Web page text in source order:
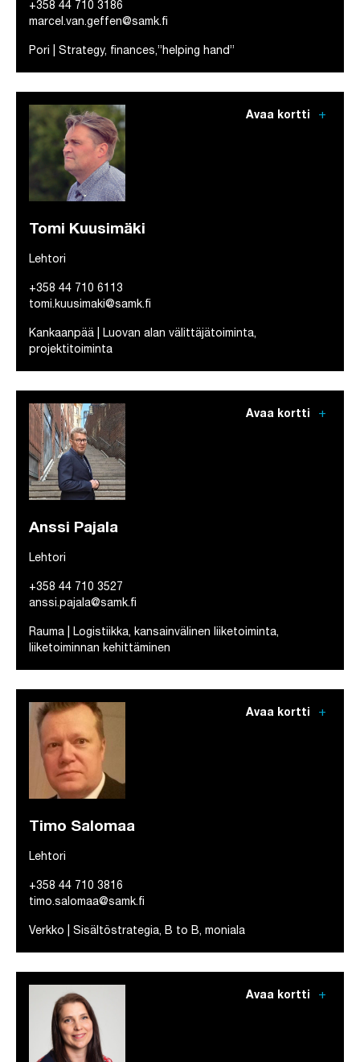
+358 44 710 3186
marcel.van.geffen@samk.fi
Pori | Strategy, finances,”helping hand”
Avaa kortti add
Tomi Kuusimäki
Lehtori
+358 44 710 6113
tomi.kuusimaki@samk.fi
Kankaanpää | Luovan alan välittäjätoiminta,
projektitoiminta
Avaa kortti add
Anssi Pajala
Lehtori
+358 44 710 3527
anssi.pajala@samk.fi
Rauma | Logistiikka, kansainvälinen liiketoiminta,
liiketoiminnan kehittäminen
Avaa kortti add
Timo Salomaa
Lehtori
+358 44 710 3816
timo.salomaa@samk.fi
Verkko | Sisältöstrategia, B to B, moniala
Avaa kortti add